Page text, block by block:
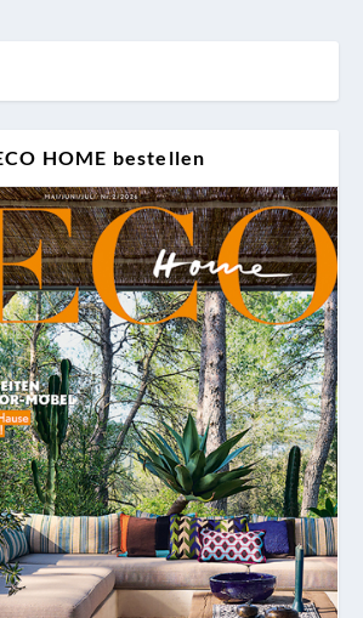
HOME bestellen